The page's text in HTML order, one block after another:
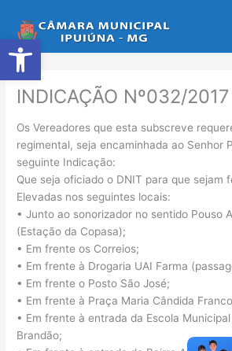
Abrir a barra de ferramentas
para
o
conteúdo
INDICAÇÃO Nº032/2017
Os Vereadores que esta subscreve
regimental, seja encaminhada ao Senhor
seguinte Indicação:
Que seja oficiado o DNIT para que sejam
Elevadas nos seguintes locais:
• Junto ao sonorizador no sentido Pouso
(Estação da Copasa);
• Em frente os Correios;
• Em frente à Drogaria UAI Farma
• Em frente o Posto São José;
• Em frente à Praça Maria Cândida
• Em frente à entrada da Escola
Brandão;